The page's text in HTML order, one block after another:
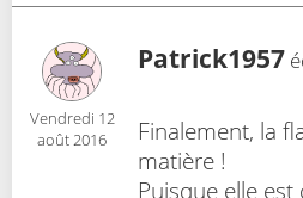
Vendredi 12
août 2016
Patrick1957
Finalement, la
matière !
Puisque elle